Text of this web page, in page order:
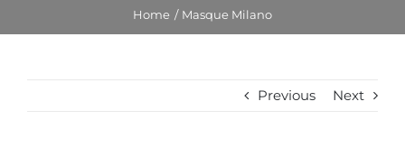
Home Masque Milano
Previous Next